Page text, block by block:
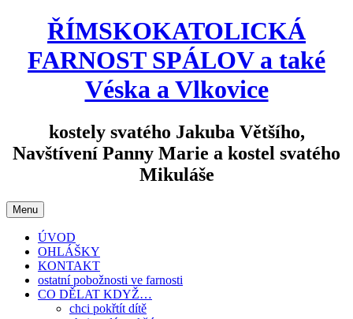
obsahu
webu
ŘÍMSKOKATOLICKÁ
FARNOST SPÁLOV a také
Véska a Vlkovice
kostely svatého Jakuba Většího,
Navštívení Panny Marie a kostel svatého
Mikuláše
Menu
ÚVOD
OHLÁŠKY
KONTAKT
ostatní pobožnosti ve farnosti
CO DĚLAT KDYŽ…
chci pokřtít dítě